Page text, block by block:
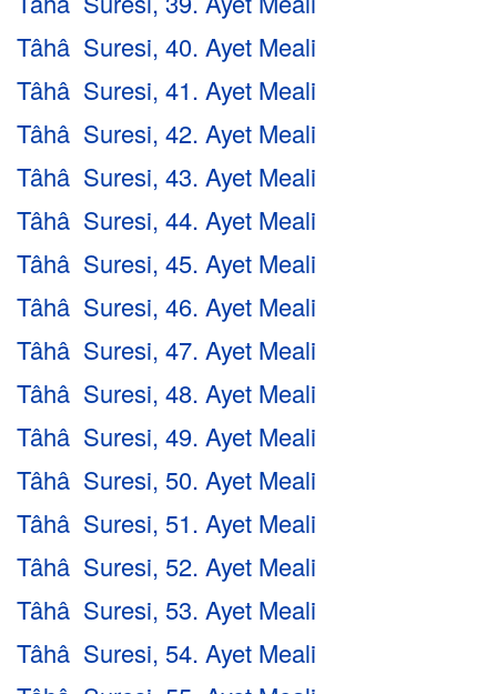
Tâhâ Suresi, 40. Ayet Meali
Tâhâ Suresi, 41. Ayet Meali
Tâhâ Suresi, 42. Ayet Meali
Tâhâ Suresi, 43. Ayet Meali
Tâhâ Suresi, 44. Ayet Meali
Tâhâ Suresi, 45. Ayet Meali
Tâhâ Suresi, 46. Ayet Meali
Tâhâ Suresi, 47. Ayet Meali
Tâhâ Suresi, 48. Ayet Meali
Tâhâ Suresi, 49. Ayet Meali
Tâhâ Suresi, 50. Ayet Meali
Tâhâ Suresi, 51. Ayet Meali
Tâhâ Suresi, 52. Ayet Meali
Tâhâ Suresi, 53. Ayet Meali
Tâhâ Suresi, 54. Ayet Meali